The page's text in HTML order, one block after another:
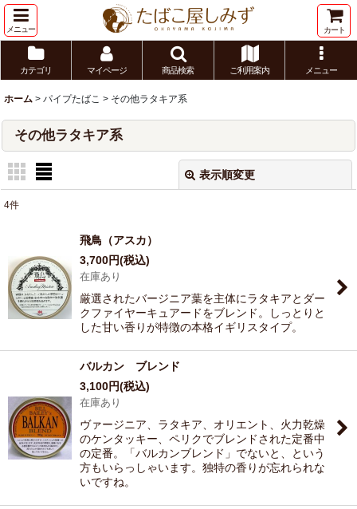
メニュー カート
カテゴリ マイページ 商品検索 ご利用案内 メニュー
ホーム > パイプたばこ > その他ラタキア系
その他ラタキア系
表示順変更
並び順:
絞り込む
4件
飛鳥（アスカ）
3,700円(税込)
在庫あり
厳選されたバージニア葉を主体にラタキアとダー
クファイヤーキュアードをブレンド。しっとりと
した甘い香りが特徴の本格イギリスタイプ。
バルカン ブレンド
3,100円(税込)
在庫あり
ヴァージニア、ラタキア、オリエント、火力乾燥
のケンタッキー、ペリクでブレンドされた定番中
の定番。「バルカンブレンド」でないと、という
方もいらっしゃいます。独特の香りが忘れられな
いですね。